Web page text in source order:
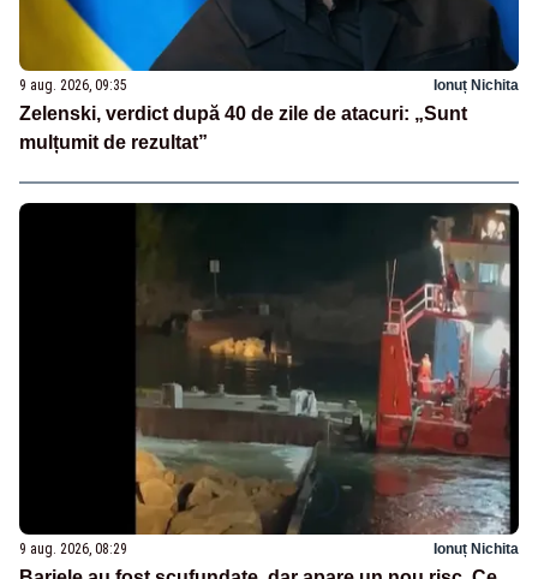
9 aug. 2026, 09:35 Ionuț Nichita
Zelenski, verdict după 40 de zile de atacuri: „Sunt
mulțumit de rezultat”
9 aug. 2026, 08:29 Ionuț Nichita